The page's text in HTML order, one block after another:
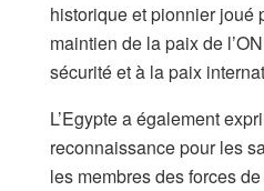
historique et pionnier joué
maintien de la paix de
sécurité et à la paix
L’Egypte a également
reconnaissance pour les
les membres des forces